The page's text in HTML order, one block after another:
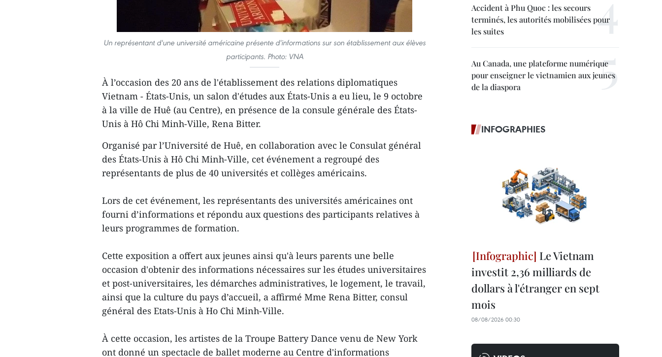
Un représentant d'une université américaine présente d'informations sur son établissement aux élèves
participants. Photo: VNA
À l’occasion des 20 ans de l'établissement des relations diplomatiques
Vietnam - États-Unis, un salon d'études aux États-Unis a eu lieu, le 9 octobre
à la ville de Huê (au Centre), en présence de la consule générale des États-
Unis à Hô Chi Minh-Ville, Rena Bitter.
Organisé par l’Université de Huê, en collaboration avec le Consulat général
des États-Unis à Hô Chi Minh-Ville, cet événement a regroupé des
représentants de plus de 40 universités et collèges américains.
Lors de cet événement, les représentants des universités américaines ont
fourni d’informations et répondu aux questions des participants relatives à
leurs programmes de formation.
Cette exposition a offert aux jeunes ainsi qu'à leurs parents une belle
occasion d'obtenir des informations nécessaires sur les études universitaires
et post-universitaires, les démarches administratives, le logement, le travail,
ainsi que la culture du pays d’accueil, a affirmé Mme Rena Bitter, consul
général des Etats-Unis à Ho Chi Minh-Ville.
À cette occasion, les artistes de la Troupe Battery Dance venu de New York
ont donné un spectacle de ballet moderne au Centre d'informations
Accident à Phu Quoc : les secours
terminés, les autorités mobilisées pour
les suites
Au Canada, une plateforme numérique
pour enseigner le vietnamien aux jeunes
de la diaspora
INFOGRAPHIES
Le Vietnam
investit 2,36 milliards de
dollars à l'étranger en sept
mois
08/08/2026 00:30